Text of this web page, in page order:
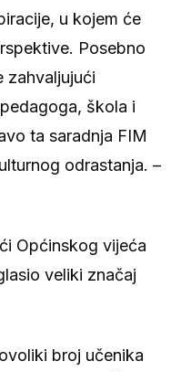
u kojem će
Posebno
zahvaljujući
škola i
ta saradnja FIM
odrastanja. –
Općinskog vijeća
veliki značaj
broj učenika